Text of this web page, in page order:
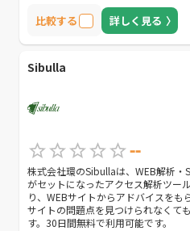
比較する 詳しく見る
Sibulla
--
株式会社環のSibullaは、WEB解析・
がセットになったアクセス解析ツー
り、WEBサイトからアドバイスをも
サイトの問題点を見つけられなくて
す。30日間無料で利用可能です。